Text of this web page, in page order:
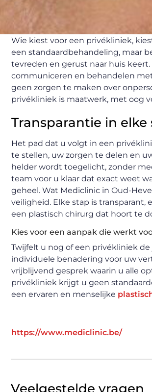
Wie kiest voor een privékliniek,
een standaardbehandeling, maar
tevreden en gerust naar huis
communiceren en behandelen
geen zorgen te maken over
privékliniek is maatwerk, met oog
Transparantie in
Het pad dat u volgt in een
te stellen, uw zorgen te delen en
helder wordt toegelicht, zonder
team voor u klaar dat exact weet
geheel. Wat Mediclinic in Oud-
veiligheid. Elke stap is
een plastisch chirurg dat hoort te
Kies voor een aanpak die werkt
Twijfelt u nog of een privékliniek
individuele benadering voor uw
vrijblijvend gesprek waarin u alle
privékliniek krijgt u geen
een ervaren en menselijke
https://www.mediclinic.be/
Veelgestelde vragen